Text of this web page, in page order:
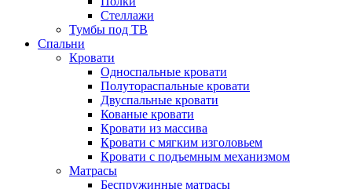
Стеллажи
Тумбы под ТВ
Спальни
Кровати
Односпальные кровати
Полутораспальные кровати
Двуспальные кровати
Кованые кровати
Кровати из массива
Кровати с мягким изголовьем
Кровати с подъемным механизмом
Матрасы
Беспружинные матрасы